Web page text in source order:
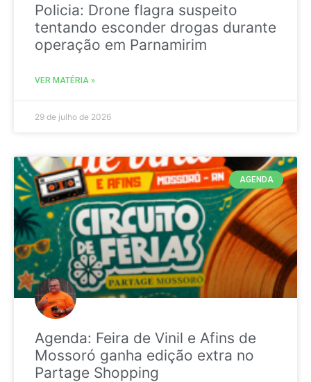
Policia: Drone flagra suspeito
tentando esconder drogas durante
operação em Parnamirim
VER MATÉRIA »
29 de julho de 2026
AGENDA
Agenda: Feira de Vinil e Afins de
Mossoró ganha edição extra no
Partage Shopping